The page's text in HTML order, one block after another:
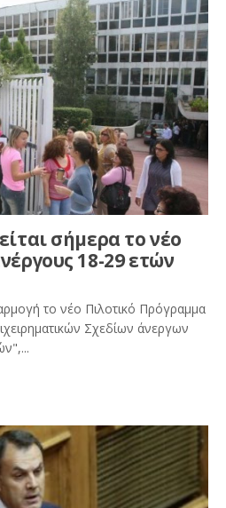
σήμερα το νέο
18-29 ετών
το νέο Πιλοτικό Πρόγραμμα
Σχεδίων άνεργων